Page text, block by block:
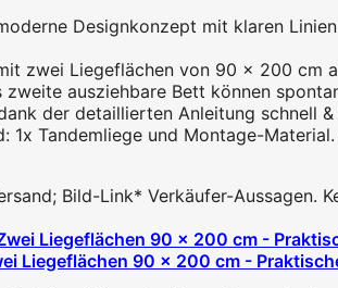
Designkonzept mit klaren
zwei Liegeflächen von 90 x 200 cm
zweite ausziehbare Bett können
der detaillierten Anleitung
1x Tandemliege und Montage-
Bild-Link* Verkäufer-Aussagen.
Liegeflächen 90 x 200 cm -